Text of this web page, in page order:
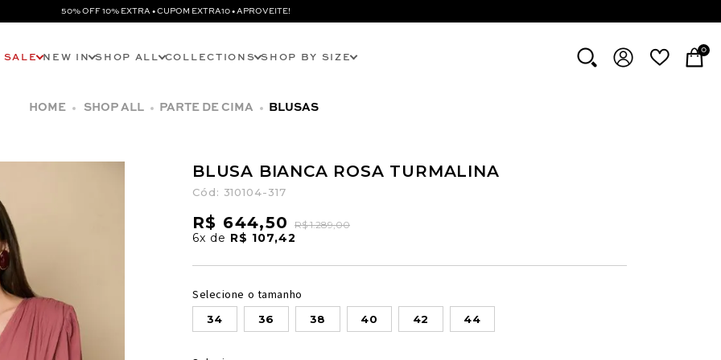
50% OFF 10% EXTRA • CUPOM EXTRA10 • APROVEITE!
SALE NEW IN SHOP ALL COLLECTIONS SHOP BY SIZE
0
SHOP ALL PARTE DE CIMA BLUSAS
BLUSA BIANCA ROSA TURMALINA
Cód: 310104-317
R$ 644,50 R$ 1.289,00
6x de R$ 107,42
Selecione o tamanho
34 36 38 40 42 44